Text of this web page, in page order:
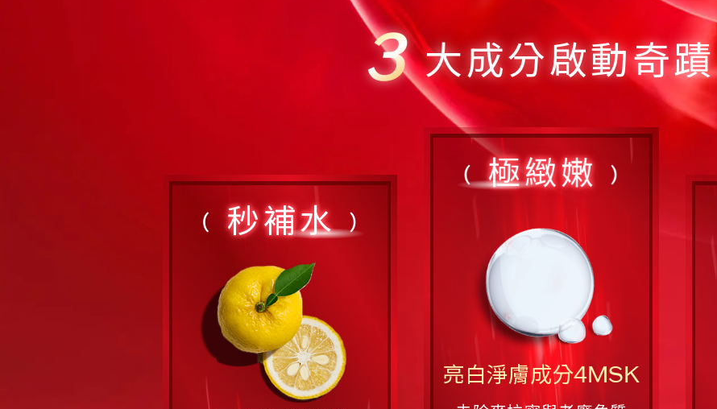
3大成分啟動奇蹟
( 秒補水 )
( 極緻嫩 )
亮白淨膚成分4MSK